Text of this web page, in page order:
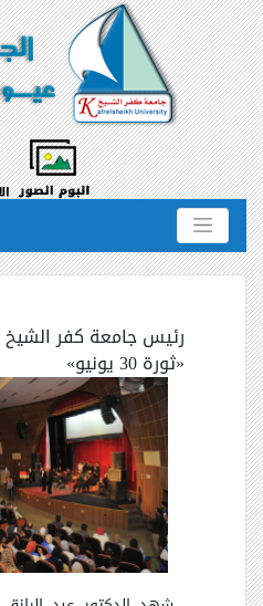
رئيس جامعة كفر
«ثورة 30 يونيو»